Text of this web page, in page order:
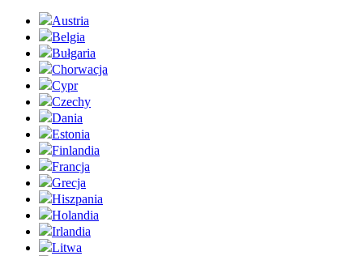
Austria
Belgia
Bułgaria
Chorwacja
Cypr
Czechy
Dania
Estonia
Finlandia
Francja
Grecja
Hiszpania
Holandia
Irlandia
Litwa